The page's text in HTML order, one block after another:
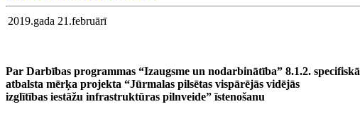
2019.gada 21.februārī
Par Darbības programmas “Izaugsme un nodarbinātība” 8.1.2. specifiskā
atbalsta mērķa projekta “Jūrmalas pilsētas vispārējās vidējās
izglītības iestāžu infrastruktūras pilnveide” īstenošanu